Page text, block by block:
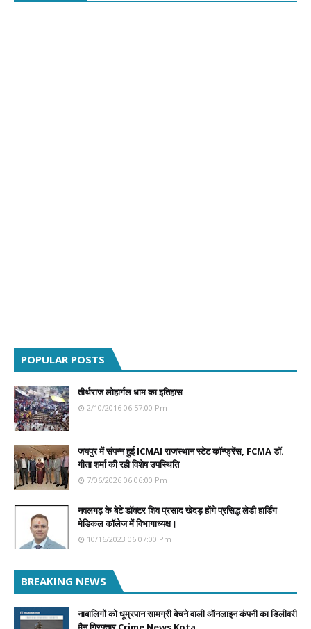
POPULAR POSTS
तीर्थराज लोहार्गल धाम का इतिहास
2/10/2016 06:57:00 Pm
जयपुर में संपन्न हुई ICMAI राजस्थान स्टेट कॉन्फ्रेंस, FCMA डॉ.
गीता शर्मा की रही विशेष उपस्थिति
7/06/2026 06:06:00 Pm
नवलगढ़ के बेटे डॉक्टर शिव प्रसाद खेदड़ होंगे प्रसिद्ध लेडी हार्डिंग
मेडिकल कॉलेज में विभागाध्यक्ष।
10/16/2023 06:07:00 Pm
BREAKING NEWS
नाबालिगों को धूम्रपान सामग्री बेचने वाली ऑनलाइन कंपनी का डिलीवरी